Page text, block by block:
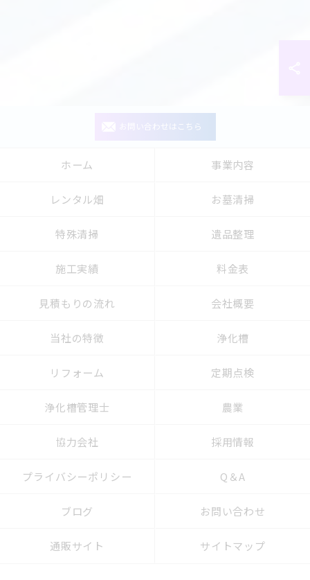
お問い合わせはこちら
ホーム 事業内容
レンタル畑 お墓清掃
特殊清掃 遺品整理
施工実績 料金表
見積もりの流れ 会社概要
当社の特徴 浄化槽
リフォーム 定期点検
浄化槽管理士 農業
協力会社 採用情報
プライバシーポリシー Q＆A
ブログ お問い合わせ
通販サイト サイトマップ